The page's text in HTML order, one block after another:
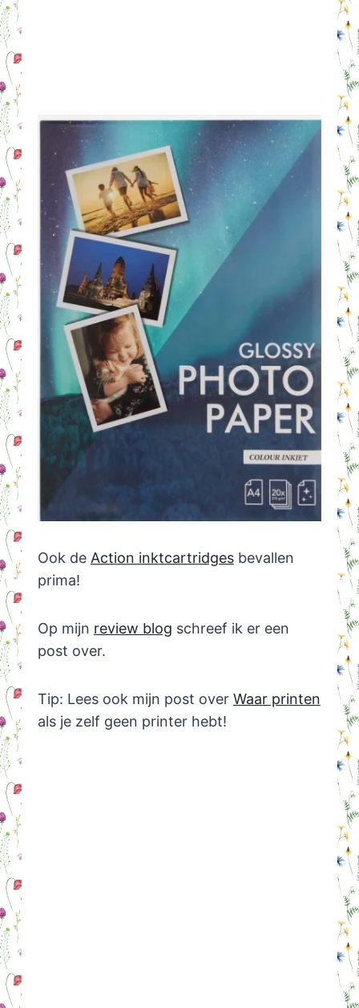
Ook de Action inktcartridgesbevallen
prima!
Op mijn review blog schreef ik er een
post over.
Tip: Lees ook mijn post over Waar printen
als je zelf geen printer hebt!